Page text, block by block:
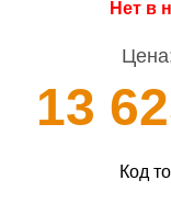
Нет в
13
Код